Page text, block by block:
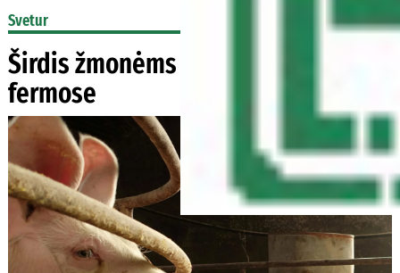
Svetur
Širdis žmonėms augins kiaulių
fermose